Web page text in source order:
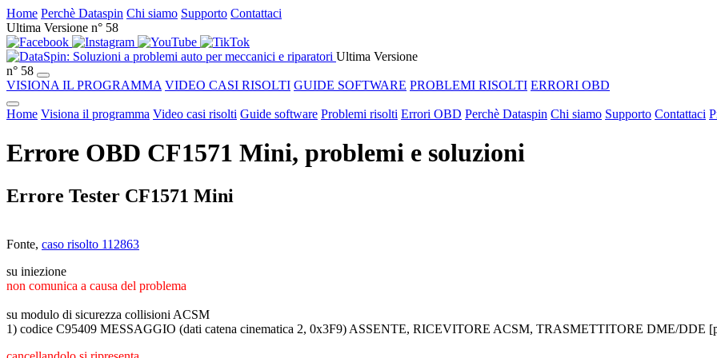
Home Perchè Dataspin Chi siamo Supporto Contattaci
Ultima Versione n° 58
Ultima Versione
n° 58
VISIONA IL PROGRAMMA VIDEO CASI RISOLTI GUIDE SOFTWARE PROBLEMI RISOLTI ERRORI OBD
Home Visiona il programma Video casi risolti Guide software Problemi risolti Errori OBD Perchè Dataspin Chi siamo Supporto Contattaci
Errore OBD CF1571 Mini, problemi e soluzioni
Errore Tester CF1571 Mini
Fonte, caso risolto 112863
su iniezione
non comunica a causa del problema
su modulo di sicurezza collisioni ACSM
1) codice C95409 MESSAGGIO (dati catena cinematica 2, 0x3F9) ASSENTE, RICEVITORE ACSM, TRASMETTITORE DME/DDE